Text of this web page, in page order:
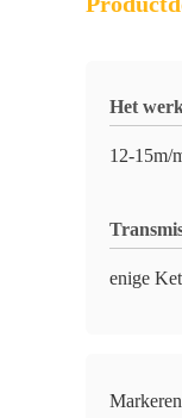
Het
12-15m/
enige